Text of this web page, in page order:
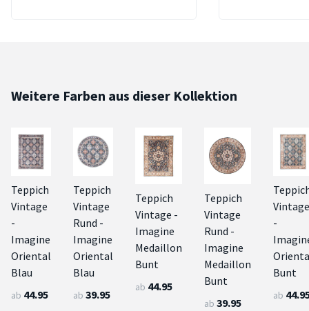
Weitere Farben aus dieser Kollektion
Teppich
Vintage
-
Imagine
Oriental
Blau
ab 44.95
Teppich
Vintage
Rund -
Imagine
Oriental
Blau
ab 39.95
Teppich
Vintage -
Imagine
Medaillon
Bunt
ab 44.95
Teppich
Vintage
Rund -
Imagine
Medaillon
Bunt
ab 39.95
Vintage
-
Bunt
ab